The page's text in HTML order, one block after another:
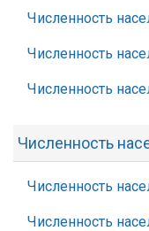
Численность
Численность
Численность
Численность
Численность
Численность